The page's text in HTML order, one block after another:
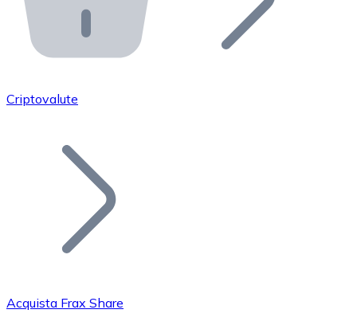
API Bitnovo
Integra la nostra API nel tuo ecosistema.
Unisciti alla nostra rete di rivenditori e
Aggiungi il token del tuo progetto al nostro servizio di
Criptovalute
Acquista Frax Share